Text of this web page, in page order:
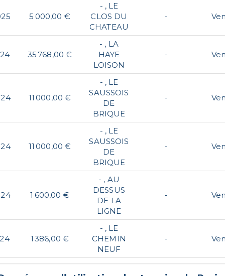
5 000,00 €
- , LE
CLOS DU
CHATEAU
-
35 768,00 €
- , LA
HAYE
LOISON
-
11 000,00 €
- , LE
SAUSSOIS
DE
BRIQUE
-
11 000,00 €
- , LE
SAUSSOIS
DE
BRIQUE
-
1 600,00 €
- , AU
DESSUS
DE LA
LIGNE
-
1 386,00 €
- , LE
CHEMIN
NEUF
-